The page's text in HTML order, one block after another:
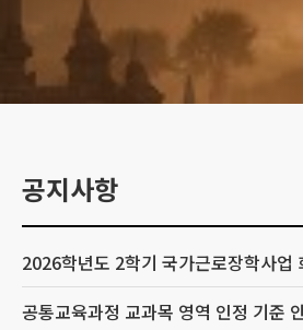
공지사항
공통교육과정 교과목 영역 인정 기준